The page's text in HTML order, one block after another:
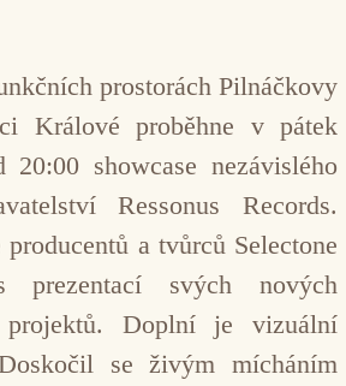
prostorách Pilnáčkovy
Králové proběhne v pátek
showcase nezávislého
Ressonus Records.
a tvůrců Selectone
prezentací svých nových
projektů. Doplní je vizuální
se živým mícháním